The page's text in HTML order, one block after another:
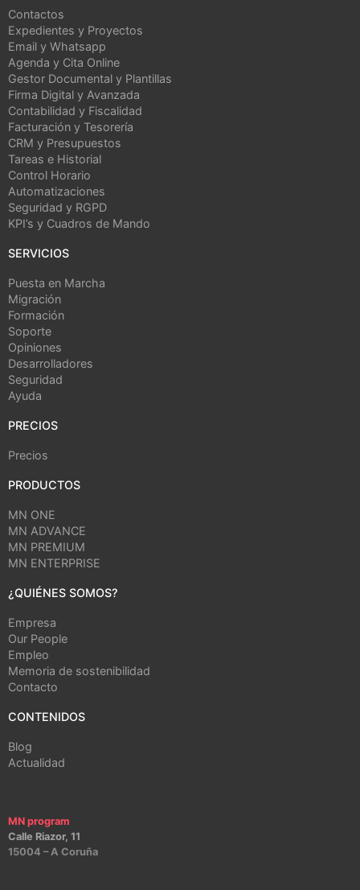
Contactos
Expedientes y Proyectos
Email y Whatsapp
Agenda y Cita Online
Gestor Documental y Plantillas
Firma Digital y Avanzada
Contabilidad y Fiscalidad
Facturación y Tesorería
CRM y Presupuestos
Tareas e Historial
Control Horario
Automatizaciones
Seguridad y RGPD
KPI’s y Cuadros de Mando
SERVICIOS
Puesta en Marcha
Migración
Formación
Soporte
Opiniones
Desarrolladores
Seguridad
Ayuda
PRECIOS
Precios
PRODUCTOS
MN ONE
MN ADVANCE
MN PREMIUM
MN ENTERPRISE
¿QUIÉNES SOMOS?
Empresa
Our People
Empleo
Memoria de sostenibilidad
Contacto
CONTENIDOS
Blog
Actualidad
MN program
Calle Riazor, 11
15004 – A Coruña